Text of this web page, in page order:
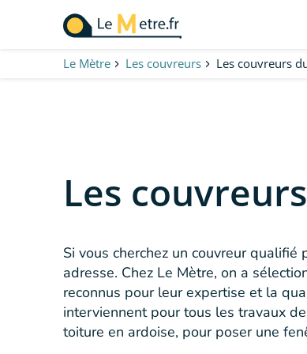
Le Mètre Les couvreurs Les couvreurs
Les
Si vous cherchez un couvreur
adresse. Chez Le Mètre, on a
reconnus pour leur expertise et la
interviennent pour tous les travaux
toiture en ardoise, pour poser une